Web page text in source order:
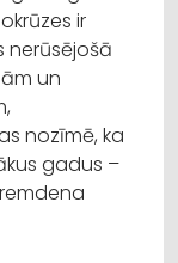
ir
un
nozīmē, ka
gadus –